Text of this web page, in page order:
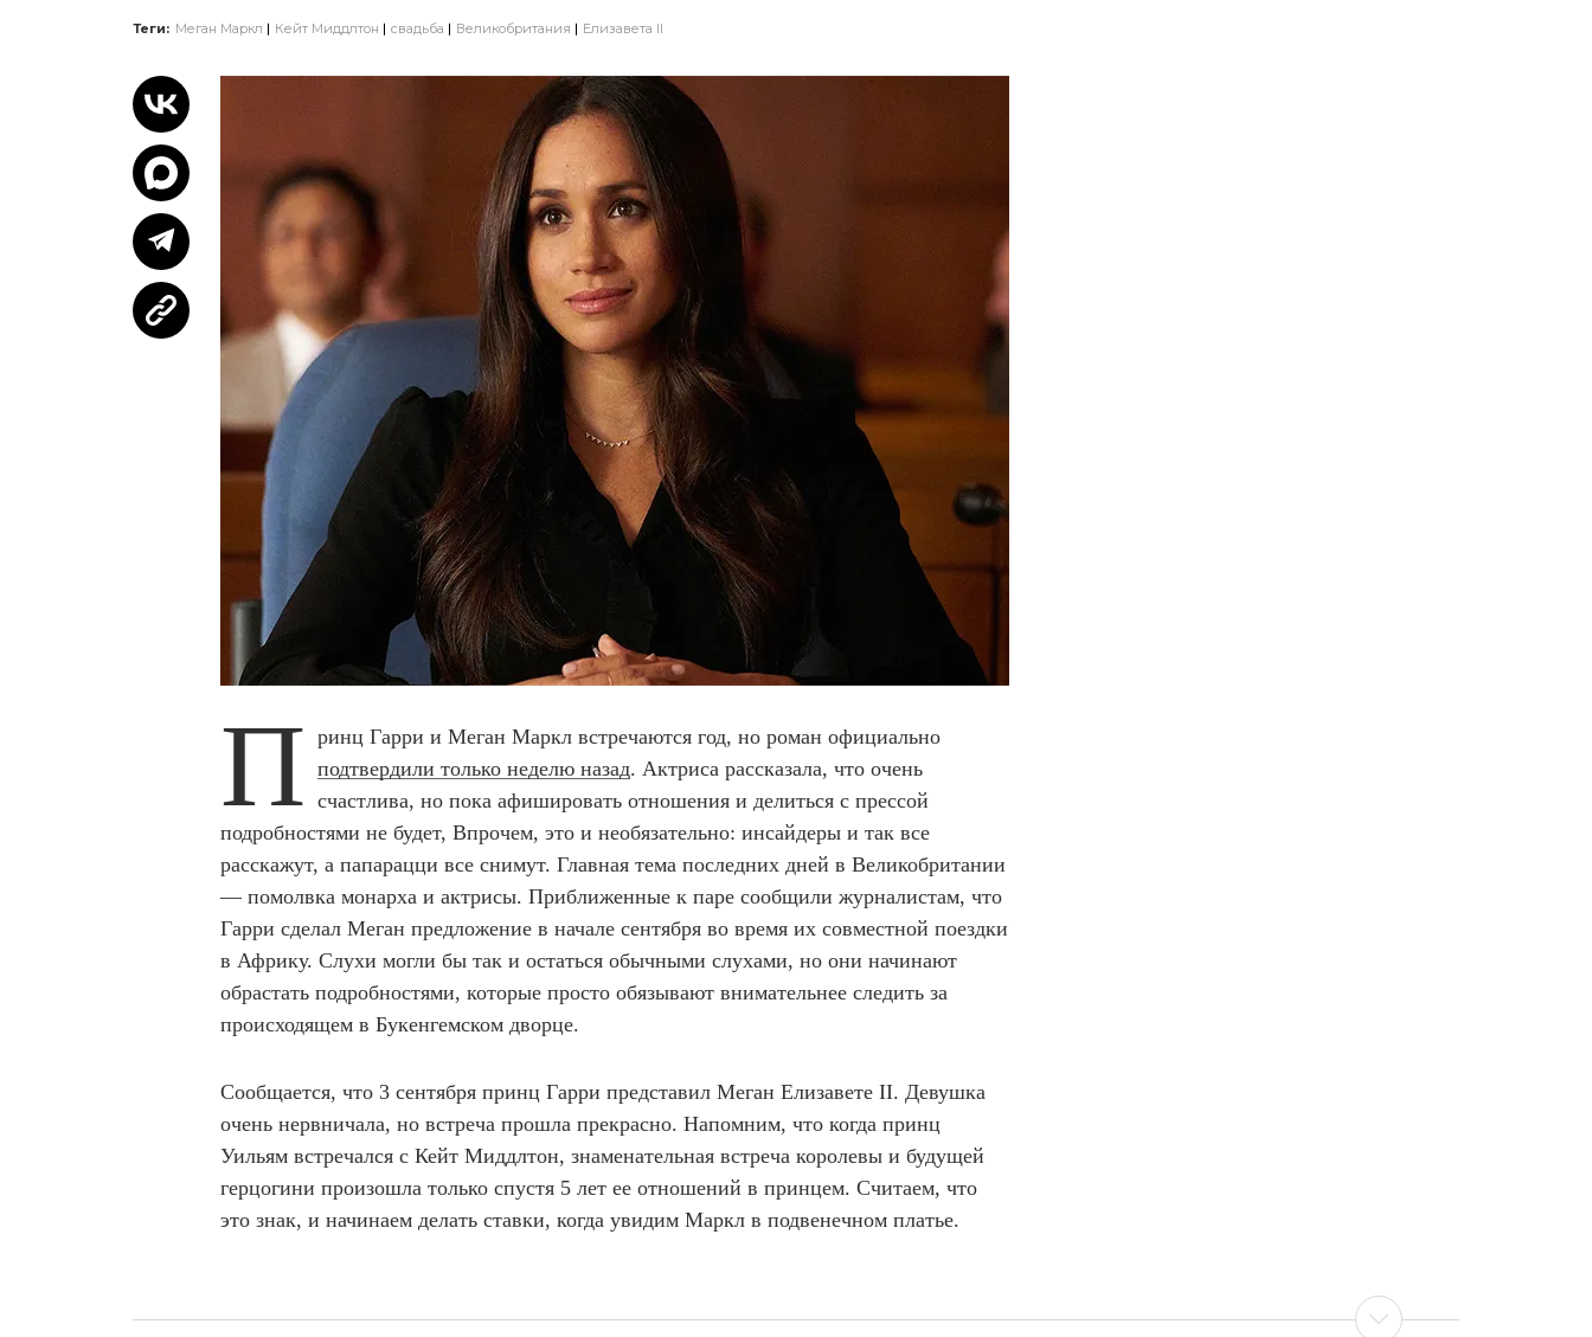
Теги: Меган Маркл Кейт Миддлтон свадьба Великобритания Елизавета II
П ринц Гарри и Меган Маркл встречаются год, но роман официально
подтвердили только неделю назад. Актриса рассказала, что очень
счастлива, но пока афишировать отношения и делиться с прессой
подробностями не будет, Впрочем, это и необязательно: инсайдеры и так все
расскажут, а папарацци все снимут. Главная тема последних дней в Великобритании
— помолвка монарха и актрисы. Приближенные к паре сообщили журналистам, что
Гарри сделал Меган предложение в начале сентября во время их совместной поездки
в Африку. Слухи могли бы так и остаться обычными слухами, но они начинают
обрастать подробностями, которые просто обязывают внимательнее следить за
происходящем в Букенгемском дворце.
Сообщается, что 3 сентября принц Гарри представил Меган Елизавете II. Девушка
очень нервничала, но встреча прошла прекрасно. Напомним, что когда принц
Уильям встречался с Кейт Миддлтон, знаменательная встреча королевы и будущей
герцогини произошла только спустя 5 лет ее отношений в принцем. Считаем, что
это знак, и начинаем делать ставки, когда увидим Маркл в подвенечном платье.